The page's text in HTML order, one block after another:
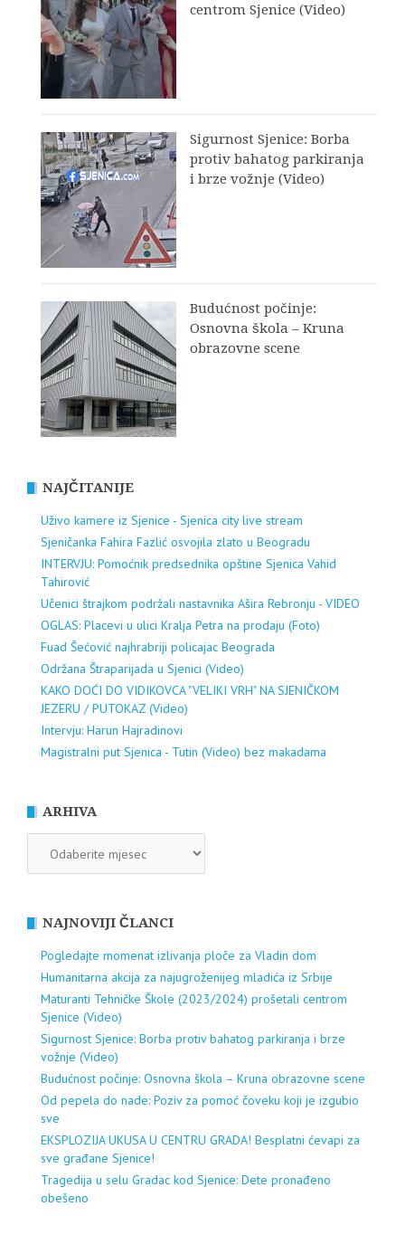
centrom Sjenice (Video)
Sigurnost Sjenice: Borba
protiv bahatog parkiranja
i brze vožnje (Video)
Budućnost počinje:
Osnovna škola – Kruna
obrazovne scene
NAJČITANIJE
Uživo kamere iz Sjenice - Sjenica city live stream
Sjeničanka Fahira Fazlić osvojila zlato u Beogradu
INTERVJU: Pomoćnik predsednika opštine Sjenica Vahid
Tahirović
Učenici štrajkom podržali nastavnika Ašira Rebronju - VIDEO
OGLAS: Placevi u ulici Kralja Petra na prodaju (Foto)
Fuad Šećović najhrabriji policajac Beograda
Održana Štraparijada u Sjenici (Video)
KAKO DOĆI DO VIDIKOVCA "VELIKI VRH" NA SJENIČKOM
JEZERU / PUTOKAZ (Video)
Intervju: Harun Hajradinovi
Magistralni put Sjenica - Tutin (Video) bez makadama
ARHIVA
NAJNOVIJI ČLANCI
Pogledajte momenat izlivanja ploče za Vladin dom
Humanitarna akcija za najugroženijeg mladića iz Srbije
Maturanti Tehničke Škole (2023/2024) prošetali centrom
Sjenice (Video)
Sigurnost Sjenice: Borba protiv bahatog parkiranja i brze
vožnje (Video)
Budućnost počinje: Osnovna škola – Kruna obrazovne scene
Od pepela do nade: Poziv za pomoć čoveku koji je izgubio
sve
EKSPLOZIJA UKUSA U CENTRU GRADA! Besplatni ćevapi za
sve građane Sjenice!
Tragedija u selu Gradac kod Sjenice: Dete pronađeno
obešeno